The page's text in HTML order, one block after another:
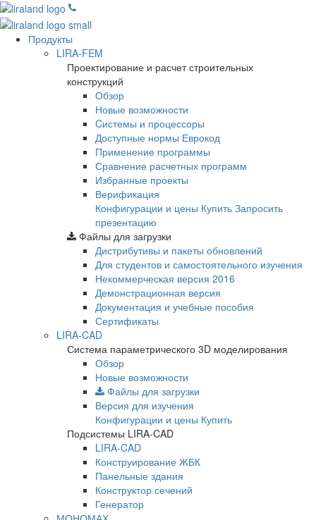
Продукты
LIRA-FEM
Проектирование и расчет строительных
конструкций
Обзор
Новые возможности
Cистемы и процессоры
Доступные нормы Еврокод
Применение программы
Сравнение расчетных программ
Избранные проекты
Верификация
Конфигурации и цены Купить Запросить
презентацию
Файлы для загрузки
Дистрибутивы и пакеты обновлений
Для студентов и самостоятельного изучения
Некоммерческая версия 2016
Демонстрационная версия
Документация и учебные пособия
Сертификаты
LIRA-CAD
Система параметрического 3D моделирования
Обзор
Новые возможности
Файлы для загрузки
Версия для изучения
Конфигурации и цены Купить
Подсистемы LIRA-CAD
LIRA-CAD
Конструирование ЖБК
Панельные здания
Конструктор сечений
Генератор